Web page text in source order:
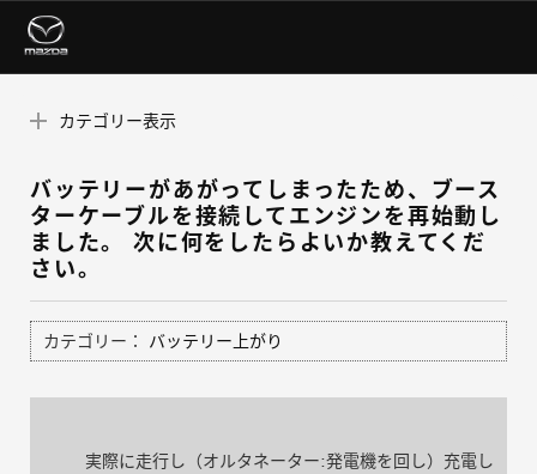
カテゴリー表示
バッテリーがあがってしまったため、ブース
ターケーブルを接続してエンジンを再始動し
ました。 次に何をしたらよいか教えてくだ
さい。
カテゴリー： バッテリー上がり
実際に走行し（オルタネーター:発電機を回し）充電し